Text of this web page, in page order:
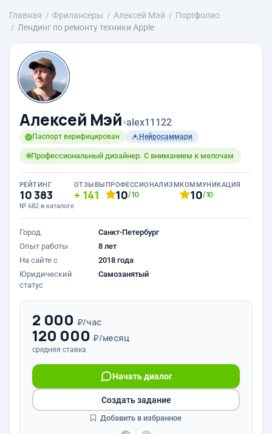
Главная Фрилансеры Алексей Мэй
Портфолио
Лендинг по ремонту техники Apple
Алексей Мэй›alex11122
Паспорт верифицирован Нейросаммари
Профессиональный дизайнер. С вниманием к мелочам
РЕЙТИНГ
10 383
№ 682 в каталоге
ОТЗЫВЫ
141
ПРОФЕССИОНАЛИЗМ
10/10
КОММУНИКАЦИЯ
10/10
Город
Санкт-Петербург
Опыт работы
8 лет
На сайте с
2018 года
Юридический
статус
Самозанятый
2 000 ₽/час
120 000 ₽/месяц
средняя ставка
Начать диалог
Создать задание
Добавить в избранное